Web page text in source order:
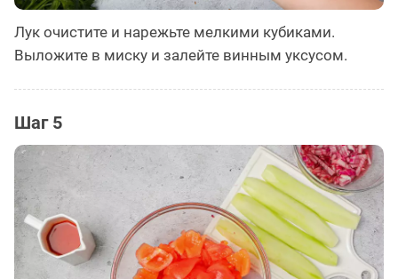
Лук очистите и нарежьте мелкими кубиками.
Выложите в миску и залейте винным уксусом.
Шаг 5